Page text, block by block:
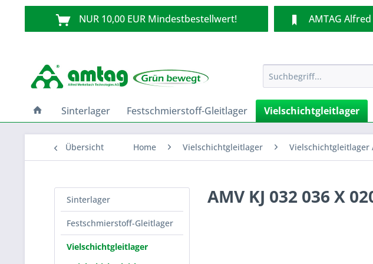
NUR 10,00 EUR Mindestbestellwert! AMTAG
Sinterlager Festschmierstoff-Gleitlager Vielschichtgleitlager
Übersicht Home Vielschichtgleitlager Vielschichtgleitlager
Sinterlager
Festschmierstoff-Gleitlager
Vielschichtgleitlager
AMV KJ 032 036 X